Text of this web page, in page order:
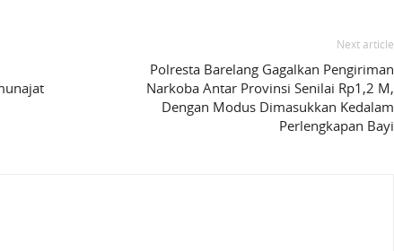
Next article
Polresta Barelang Gagalkan Pengiriman
Narkoba Antar Provinsi Senilai Rp1,2 M,
Dengan Modus Dimasukkan Kedalam
Perlengkapan Bayi